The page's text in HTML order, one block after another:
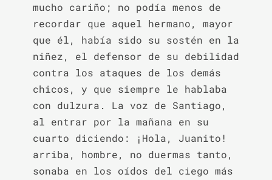
mucho cariño; no podía menos de
recordar que aquel hermano, mayor
que él, había sido su sostén en la
niñez, el defensor de su debilidad
contra los ataques de los demás
chicos, y que siempre le hablaba
con dulzura. La voz de Santiago,
al entrar por la mañana en su
cuarto diciendo: ¡Hola, Juanito!
arriba, hombre, no duermas tanto,
sonaba en los oídos del ciego más